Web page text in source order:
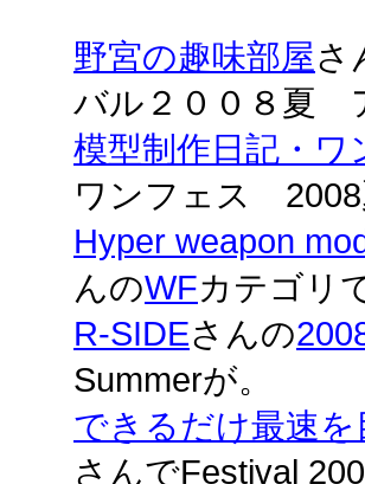
野宮の趣味部屋さ
バル２００８夏
模型制作日記・ワ
ワンフェス
Hyper weapon
んのWFカテゴリ
R-SIDEさんの
Summerが。
できるだけ最速
さんでFestival